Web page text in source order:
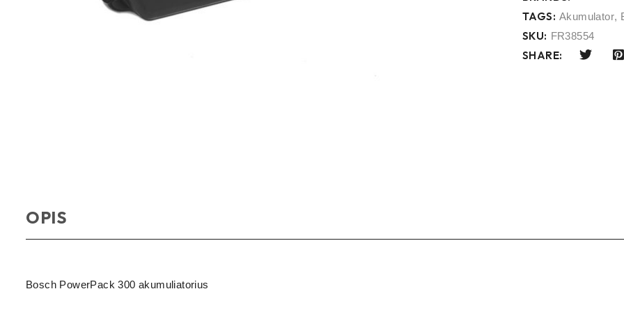
TAGS: Akumulator,
SKU: FR38554
SHARE:
OPIS
Bosch PowerPack 300 akumuliatorius